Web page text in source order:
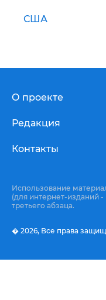
США
О проекте
Редакция
Контакты
Использование
(для интернет-изданий
третьего абзаца.
� 2026, Все права